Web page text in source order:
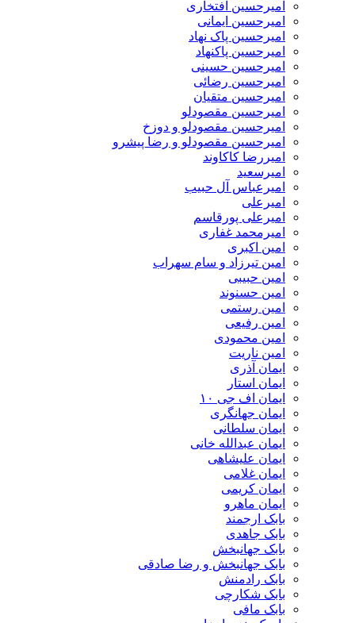
امیرحسین افتخاری
امیرحسین ایمانی
امیرحسین پاک نهاد
امیرحسین پاکنهاد
امیرحسین حسینی
امیرحسین رضائی
امیرحسین متقیان
امیرحسین مقصودلو
امیرحسین مقصودلو و دوزخ
امیرحسین مقصودلو و رضا پیشرو
امیررضا کاکاوند
امیرسعید
امیرعباس آل حبیب
امیرعلی
امیرعلی پورقاسم
امیرمحمد غفاری
امین اکبری
امین تیرزاد و سام سهراب
امین حبیبی
امین حسنوند
امین رستمی
امین رفیعی
امین محمودی
امین ناریت
ایمان آذری
ایمان استار
ایمان اف جی ۱۰
ایمان جهانگری
ایمان سلطانی
ایمان عبدالله خانی
ایمان علیشاهی
ایمان غلامی
ایمان کریمی
ایمان ماهرو
بابک ارجمند
بابک جاهدی
بابک جهانبخش
بابک جهانبخش و رضا صادقی
بابک رادمنش
بابک شکارچی
بابک مافی